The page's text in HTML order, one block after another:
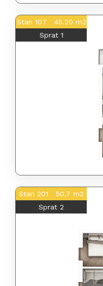
Stan 107 45.20 m2
Sprat 1
Stan 201 50,7 m2
Sprat 2